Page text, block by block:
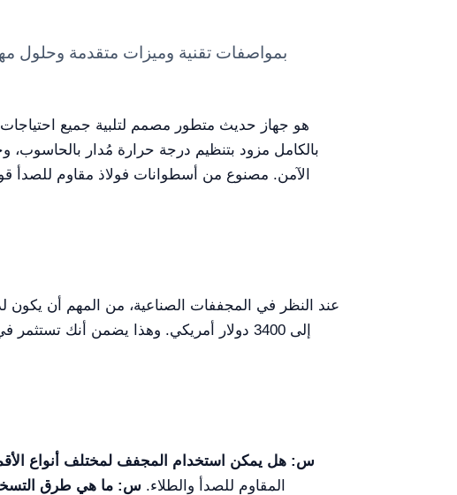
بالكامل مزود بتنظيم درجة حرارة مُدار بالحاسوب،
إلى 3400 دولار أمريكي. وهذا يضمن أنك
س: هل يمكن استخدام المجفف لمختلف أنواع
المقاوم للصدأ والطلاء. س: ما هي طرق